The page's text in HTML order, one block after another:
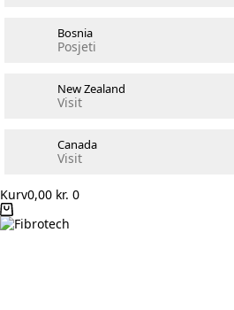
Bosnia
Posjeti
New Zealand
Visit
Canada
Visit
Kurv0,00 kr. 0